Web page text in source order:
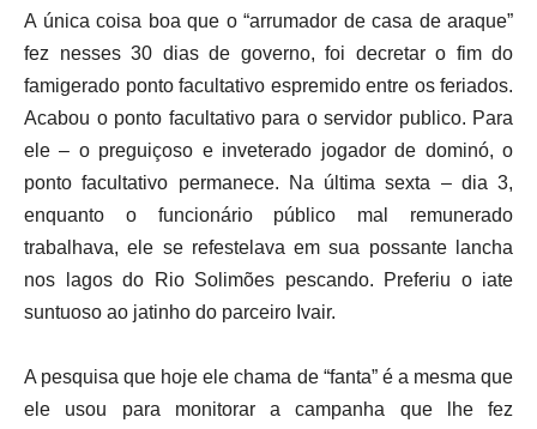
A única coisa boa que o “arrumador de casa de araque”
fez nesses 30 dias de governo, foi decretar o fim do
famigerado ponto facultativo espremido entre os feriados.
Acabou o ponto facultativo para o servidor publico. Para
ele – o preguiçoso e inveterado jogador de dominó, o
ponto facultativo permanece. Na última sexta – dia 3,
enquanto o funcionário público mal remunerado
trabalhava, ele se refestelava em sua possante lancha
nos lagos do Rio Solimões pescando. Preferiu o iate
suntuoso ao jatinho do parceiro Ivair.
A pesquisa que hoje ele chama de “fanta” é a mesma que
ele usou para monitorar a campanha que lhe fez